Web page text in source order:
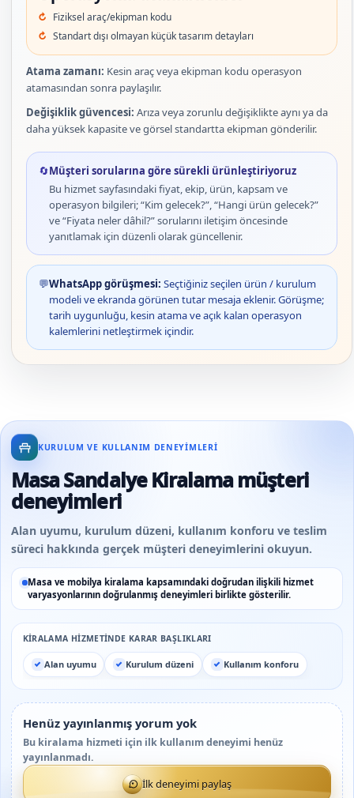
Fiziksel araç/ekipman kodu
Standart dışı olmayan küçük tasarım detayları
Atama zamanı: Kesin araç veya ekipman kodu operasyon
atamasından sonra paylaşılır.
Değişiklik güvencesi: Arıza veya zorunlu değişiklikte aynı ya da
daha yüksek kapasite ve görsel standartta ekipman gönderilir.
🔄Müşteri sorularına göre sürekli ürünleştiriyoruz
Bu hizmet sayfasındaki fiyat, ekip, ürün, kapsam ve
operasyon bilgileri; “Kim gelecek?”, “Hangi ürün gelecek?”
ve “Fiyata neler dâhil?” sorularını iletişim öncesinde
yanıtlamak için düzenli olarak güncellenir.
💬WhatsApp görüşmesi: Seçtiğiniz seçilen ürün / kurulum
modeli ve ekranda görünen tutar mesaja eklenir. Görüşme;
tarih uygunluğu, kesin atama ve açık kalan operasyon
kalemlerini netleştirmek içindir.
KURULUM VE KULLANIM DENEYIMLERI
Masa Sandalye Kiralama müşteri
deneyimleri
Alan uyumu, kurulum düzeni, kullanım konforu ve teslim
süreci hakkında gerçek müşteri deneyimlerini okuyun.
Masa ve mobilya kiralama kapsamındaki doğrudan ilişkili hizmet
varyasyonlarının doğrulanmış deneyimleri birlikte gösterilir.
KIRALAMA HIZMETINDE KARAR BAŞLIKLARI
Alan uyumu Kurulum düzeni Kullanım konforu
Henüz yayınlanmış yorum yok
Bu kiralama hizmeti için ilk kullanım deneyimi henüz
yayınlanmadı.
İlk deneyimi paylaş